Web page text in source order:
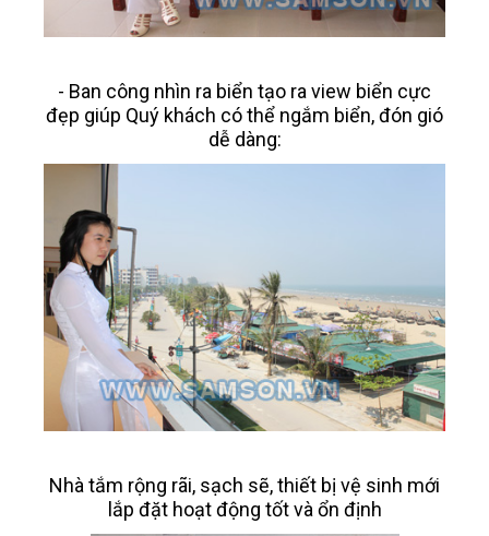
- Ban công nhìn ra biển tạo ra view biển cực
đẹp giúp Quý khách có thể ngắm biển, đón gió
dễ dàng:
Nhà tắm rộng rãi, sạch sẽ, thiết bị vệ sinh mới
lắp đặt hoạt động tốt và ổn định